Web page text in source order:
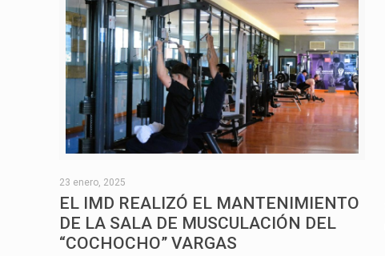
23 enero, 2025
EL IMD REALIZÓ EL MANTENIMIENTO
DE LA SALA DE MUSCULACIÓN DEL
“COCHOCHO” VARGAS